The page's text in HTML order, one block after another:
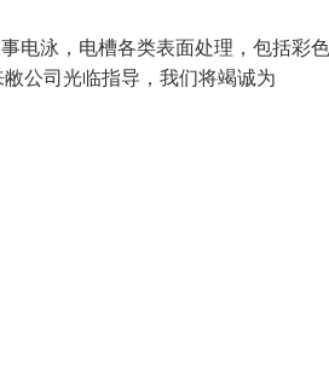
电泳，电槽各类表面处理，包括彩
公司光临指导，我们将竭诚为